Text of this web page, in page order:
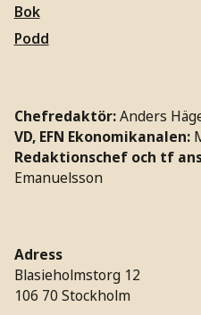
Bok
Podd
Chefredaktör:Anders
VD, EFN Ekonomikanalen:
Redaktionschef och tf
Emanuelsson
Adress
Blasieholmstorg 12
106 70 Stockholm